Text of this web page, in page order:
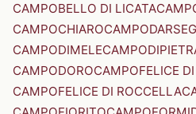
CAMPOBELLO DI LICATA
CAMPOCHIARO
CAMPODIMELE
CAMPODOROCAMPOFELICE
CAMPOFELICE DI ROCCELLA